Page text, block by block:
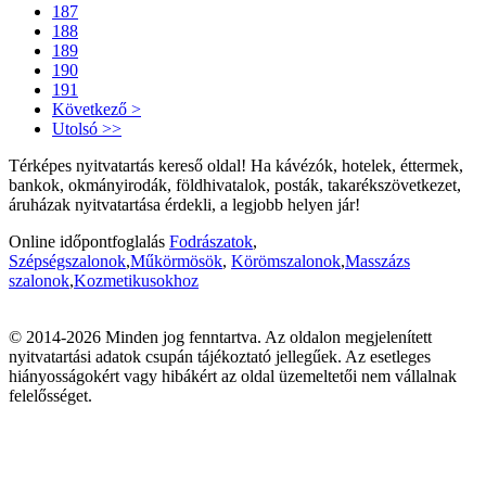
187
188
189
190
191
Következő >
Utolsó >>
Térképes nyitvatartás kereső oldal! Ha kávézók, hotelek, éttermek,
bankok, okmányirodák, földhivatalok, posták, takarékszövetkezet,
áruházak nyitvatartása érdekli, a legjobb helyen jár!
Online időpontfoglalás Fodrászatok,
Szépségszalonok,Műkörmösök, Körömszalonok,Masszázs
szalonok,Kozmetikusokhoz
© 2014-2026 Minden jog fenntartva. Az oldalon megjelenített
nyitvatartási adatok csupán tájékoztató jellegűek. Az esetleges
hiányosságokért vagy hibákért az oldal üzemeltetői nem vállalnak
felelősséget.